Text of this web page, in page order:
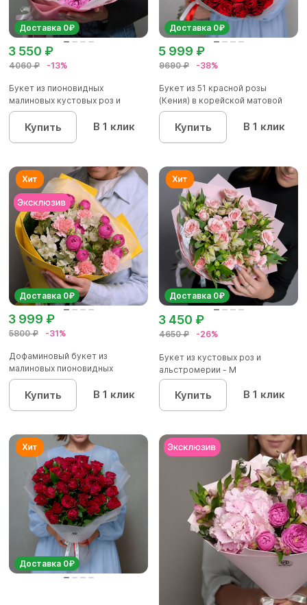
Доставка 0₽
4060 ₽ -13%
3 550 ₽
Букет из пионовидных
малиновых кустовых роз и
альстроме...
Купить В 1 клик
Доставка 0₽
9690 ₽ -38%
5 999 ₽
Букет из 51 красной розы
(Кения) в корейской матовой
уп...
Купить В 1 клик
Доставка 0₽
5800 ₽ -31%
3 999 ₽
Дофаминовый букет из
малиновых пионовидных
кустовых роз...
Купить В 1 клик
Доставка 0₽
4650 ₽ -26%
3 450 ₽
Букет из кустовых роз и
альстромерии - М
Купить В 1 клик
Доставка 0₽